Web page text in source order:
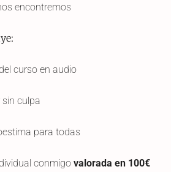
encontremos
curso en audio
sin culpa
para todas
conmigo valorada en 100€